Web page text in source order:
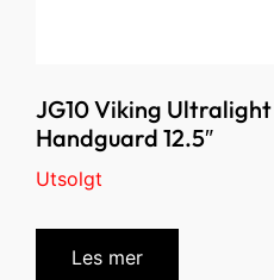
JG10 Viking
Handguard 12.5″
Utsolgt
Les mer